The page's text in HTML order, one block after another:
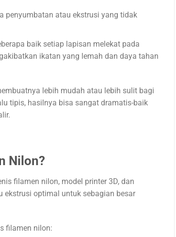
penyumbatan atau ekstrusi yang tidak
baik setiap lapisan melekat pada
ikatan yang lemah dan daya tahan
lebih mudah atau lebih sulit bagi
tipis, hasilnya bisa sangat dramatis-baik
Nilon?
filamen nilon, model printer 3D, dan
ekstrusi optimal untuk sebagian besar
filamen nilon: